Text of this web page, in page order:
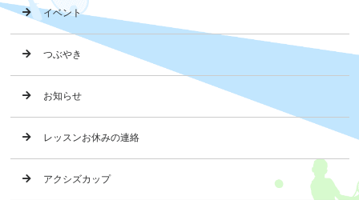
イベント
つぶやき
お知らせ
レッスンお休みの連絡
アクシズカップ